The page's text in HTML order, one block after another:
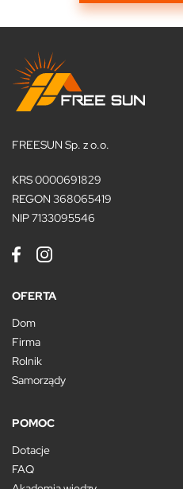
FREESUN Sp. z o.o.
KRS 0000691829
REGON 368065419
NIP 7133095546
OFERTA
Dom
Firma
Rolnik
Samorządy
POMOC
Dotacje
FAQ